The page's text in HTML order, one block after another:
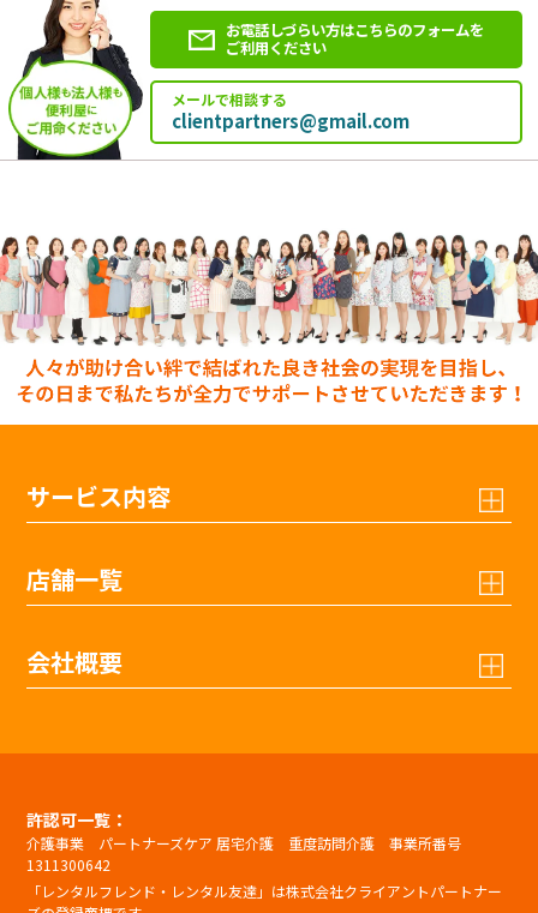
お電話しづらい方はこちらのフォームを
ご利用ください
メールで相談する
clientpartners@gmail.com
サービス内容
店舗一覧
会社概要
許認可一覧：
介護事業 パートナーズケア 居宅介護 重度訪問介護 事業所番号
1311300642
「レンタルフレンド・レンタル友達」は株式会社クライアントパートナー